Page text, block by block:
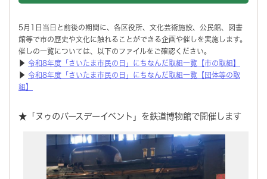
5月1日当日と前後の期間に、各区役所、文化芸術施設、公民館、図書
館等で市の歴史や文化に触れることができる企画や催しを実施します。
催しの一覧については、以下のファイルをご確認ください。
▶ 令和8年度「さいたま市民の日」にちなんだ取組一覧【市の取組】
▶ 令和8年度「さいたま市民の日」にちなんだ取組一覧【団体等の取
組】
★「ヌゥのバースデーイベント」を鉄道博物館で開催します